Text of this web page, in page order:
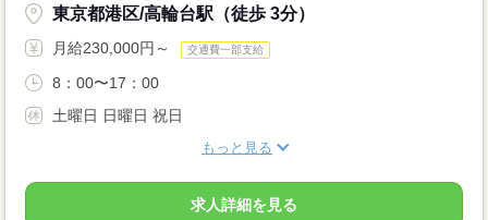
東京都港区/高輪台駅（徒歩 3分）
月給230,000円～ 交通費一部支給
8：00〜17：00
土曜日 日曜日 祝日
もっと見る
求人詳細を見る